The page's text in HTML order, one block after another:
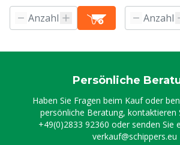
Persönliche
Haben Sie Fragen beim Kauf oder
persönliche Beratung, kontaktieren
+49(0)2833 92360 oder senden Sie
verkauf@schippers.eu